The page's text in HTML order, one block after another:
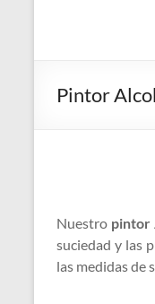
Pintor
Nuestro pintor
suciedad y las
las medidas de